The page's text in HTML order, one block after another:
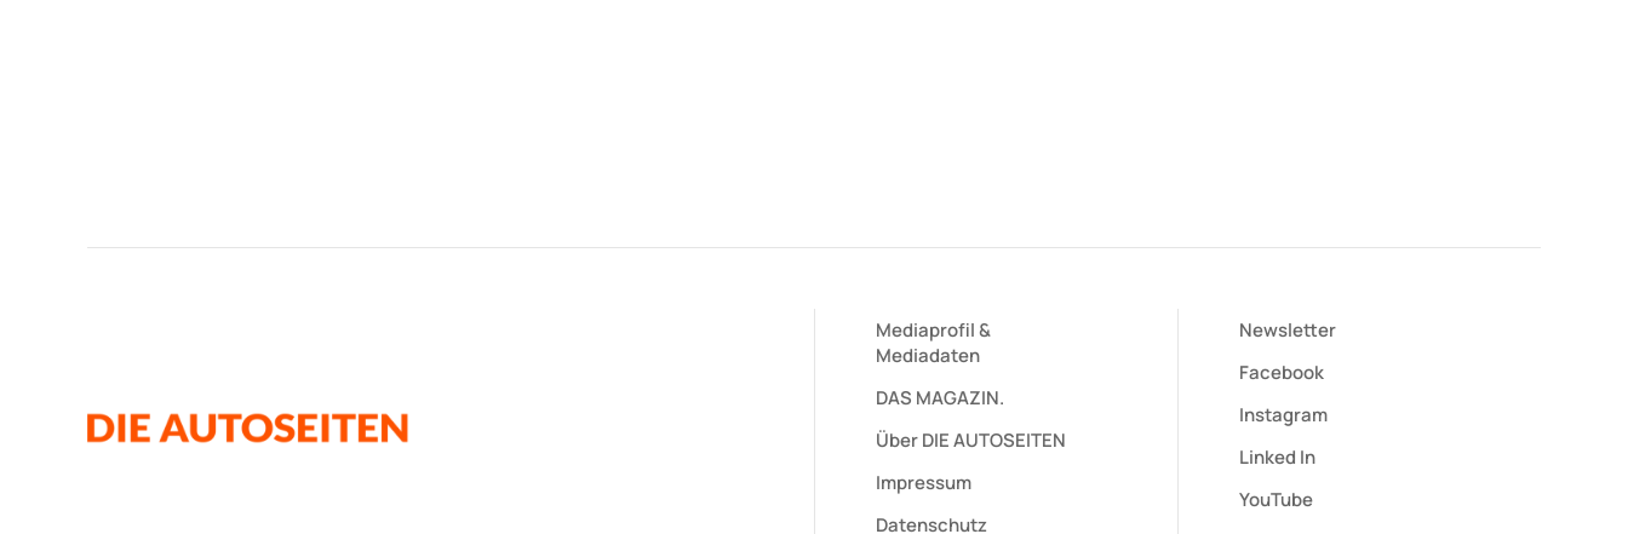
Mediaprofil&
Mediadaten
DAS MAGAZIN.
Über DIE AUTOSEITEN
Impressum
Datenschutz
Newsletter
Facebook
Instagram
Linked In
YouTube